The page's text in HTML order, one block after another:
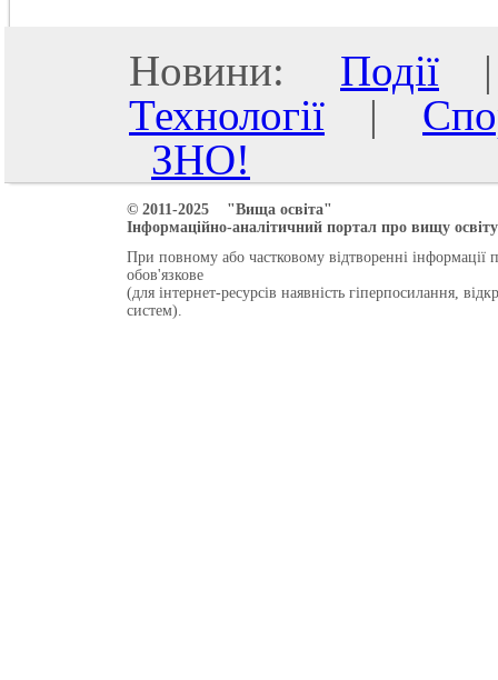
Новини: Події
Технології |
ЗНО!
© 2011-2025 "Вища освіта"
Інформаційно-аналітичний портал про вищу
При повному або частковому відтворенні інформації
обов'язкове
(для інтернет-ресурсів наявність гіперпосилання,
систем).